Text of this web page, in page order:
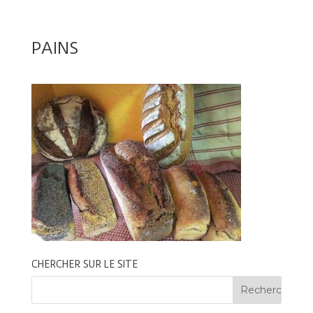
PAINS
CHERCHER SUR LE SITE